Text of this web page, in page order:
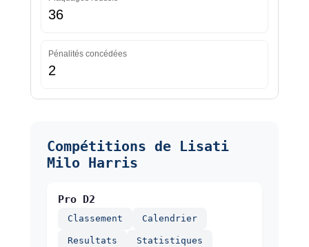
36
Pénalités concédées
2
Compétitions de Lisati
Milo Harris
Pro D2
Classement Calendrier
Resultats Statistiques